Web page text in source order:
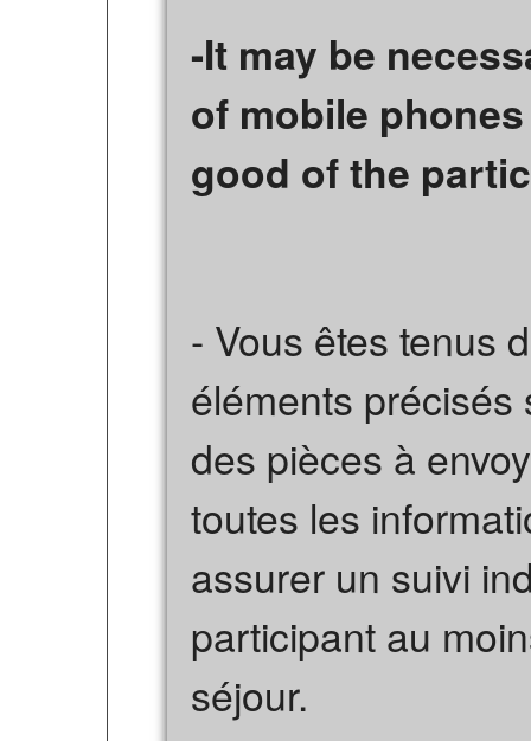
-It may be
of mobile
good of the
- Vous êtes tenus
éléments précisés
des pièces à
toutes les
assurer un suivi
participant au
séjour.